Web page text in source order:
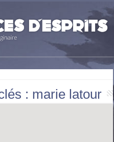
: marie latour